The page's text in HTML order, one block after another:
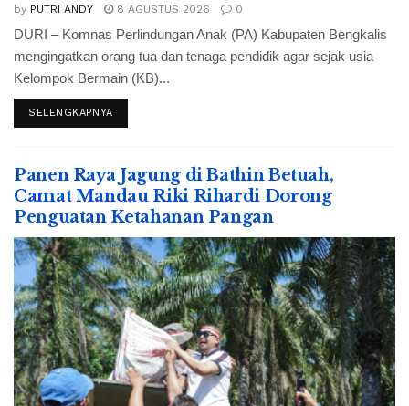
by PUTRI ANDY 8 AGUSTUS 2026 0
DURI – Komnas Perlindungan Anak (PA) Kabupaten Bengkalis
mengingatkan orang tua dan tenaga pendidik agar sejak usia
Kelompok Bermain (KB)...
SELENGKAPNYA
Panen Raya Jagung di Bathin Betuah,
Camat Mandau Riki Rihardi Dorong
Penguatan Ketahanan Pangan